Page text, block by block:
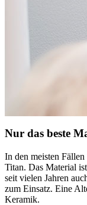
Nur das beste
In den meisten
Titan. Das Material
seit vielen Jahren
zum Einsatz. Eine
Keramik.